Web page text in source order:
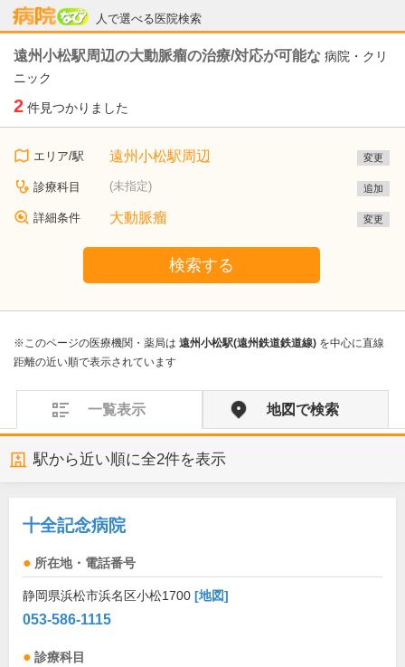
人で選べる医院検索
病院なび
遠州小松駅周辺の大動脈瘤の治療/対応が可能な 病院・クリ
ニック
2 件見つかりました
エリア/駅 遠州小松駅周辺 変更
診療科目 (未指定) 追加
詳細条件 大動脈瘤 変更
検索する
※このページの医療機関・薬局は 遠州小松駅(遠州鉄道鉄道線) を中心に直線
距離の近い順で表示されています
一覧表示 地図で検索
駅から近い順に全2件を表示
十全記念病院
所在地・電話番号
静岡県浜松市浜名区小松1700 [地図]
053-586-1115
診療科目